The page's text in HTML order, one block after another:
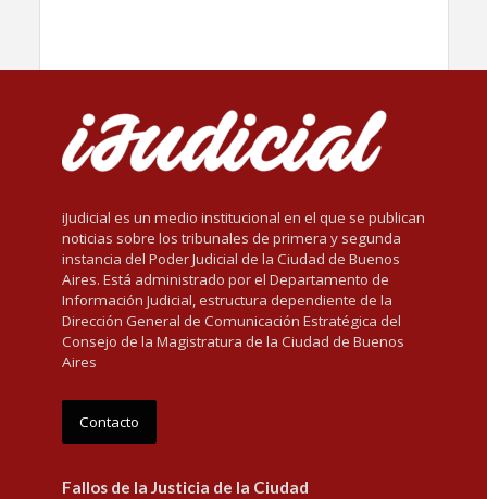
iJudicial es un medio institucional en el que se publican
noticias sobre los tribunales de primera y segunda
instancia del Poder Judicial de la Ciudad de Buenos
Aires. Está administrado por el Departamento de
Información Judicial, estructura dependiente de la
Dirección General de Comunicación Estratégica del
Consejo de la Magistratura de la Ciudad de Buenos
Aires
Contacto
Fallos de la Justicia de la Ciudad